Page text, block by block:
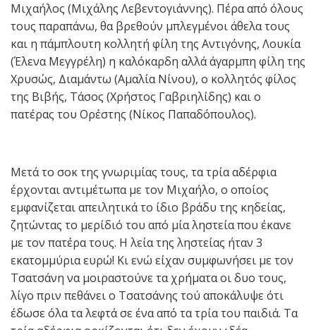
Μιχαήλος (Μιχάλης Λεβεντογιάννης). Πέρα από όλους
τους παραπάνω, θα βρεθούν μπλεγμένοι άθελα τους
και η πάμπλουτη κολλητή φίλη της Αντιγόνης, Λουκία
(Έλενα Μεγγρέλη) η καλόκαρδη αλλά άγαρμπη φίλη της
Χρυσώς, Διαμάντω (Αμαλία Νίνου), ο κολλητός φίλος
της Βιβής, Τάσος (Χρήστος Γαβριηλίδης) και ο
πατέρας του Ορέστης (Νίκος Παπαδόπουλος).
Μετά το σοκ της γνωριμίας τους, τα τρία αδέρφια
έρχονται αντιμέτωπα με τον Μιχαήλο, ο οποίος
εμφανίζεται απειλητικά το ίδιο βράδυ της κηδείας,
ζητώντας το μερίδιό του από μία ληστεία που έκανε
με τον πατέρα τους. Η λεία της ληστείας ήταν 3
εκατομμύρια ευρώ! Κι ενώ είχαν συμφωνήσει με τον
Τσατσάνη να μοιραστούνε τα χρήματα οι δυο τους,
λίγο πριν πεθάνει ο Τσατσάνης τού αποκάλυψε ότι
έδωσε όλα τα λεφτά σε ένα από τα τρία του παιδιά. Τα